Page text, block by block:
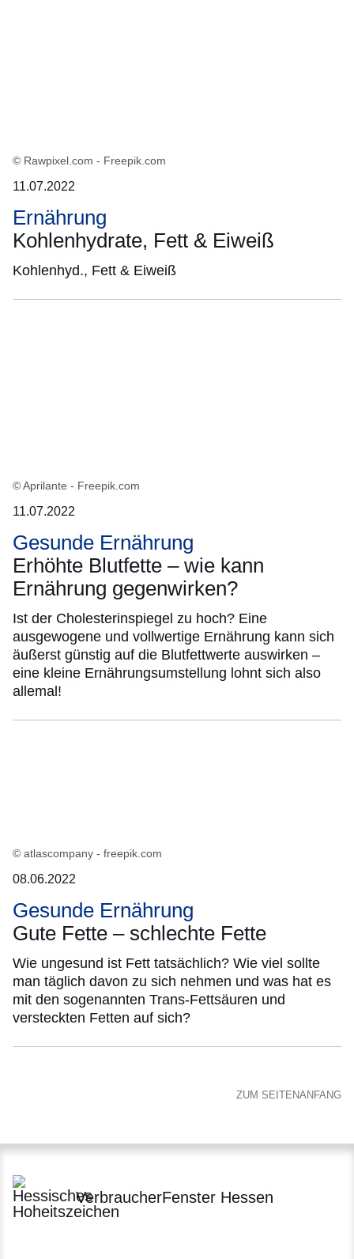
© Rawpixel.com - Freepik.com
11.07.2022
Ernährung
Kohlenhydrate, Fett & Eiweiß
Kohlenhyd., Fett & Eiweiß
© Aprilante - Freepik.com
11.07.2022
Gesunde Ernährung
Erhöhte Blutfette – wie kann
Ernährung gegenwirken?
Ist der Cholesterinspiegel zu hoch? Eine
ausgewogene und vollwertige Ernährung kann sich
äußerst günstig auf die Blutfettwerte auswirken –
eine kleine Ernährungsumstellung lohnt sich also
allemal!
© atlascompany - freepik.com
08.06.2022
Gesunde Ernährung
Gute Fette – schlechte Fette
Wie ungesund ist Fett tatsächlich? Wie viel sollte
man täglich davon zu sich nehmen und was hat es
mit den sogenannten Trans-Fettsäuren und
versteckten Fetten auf sich?
ZUM SEITENANFANG
VerbraucherFenster Hessen